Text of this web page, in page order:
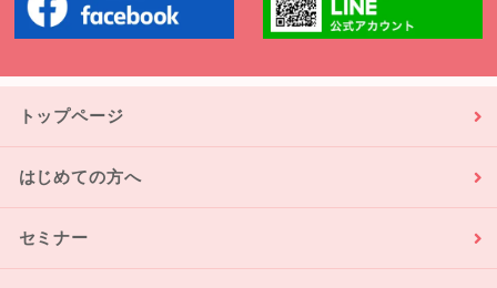
トップページ
はじめての方へ
セミナー